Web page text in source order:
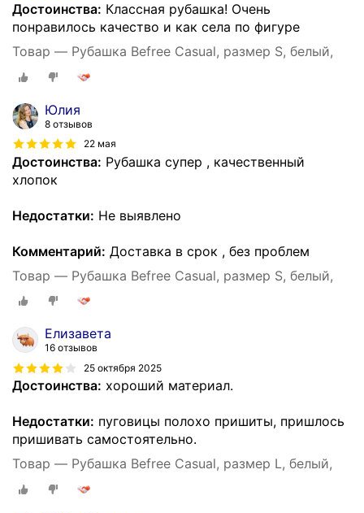
Достоинства: Классная рубашка! Очень
понравилось качество и как села по фигуре
Товар — Рубашка Befree Casual, размер S, белый,
Юлия
8 отзывов
22 мая
Достоинства: Рубашка супер , качественный
хлопок
Недостатки: Не выявлено
Комментарий: Доставка в срок , без проблем
Товар — Рубашка Befree Casual, размер S, белый,
Елизавета
16 отзывов
25 октября 2025
Достоинства: хороший материал.
Недостатки: пуговицы полохо пришиты, пришлось
пришивать самостоятельно.
Товар — Рубашка Befree Casual, размер L, белый,